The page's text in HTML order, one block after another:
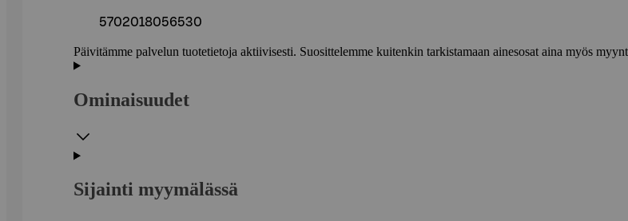
5702018056530
Päivitämme palvelun tuotetietoja aktiivisesti. Suosittelemme kuitenkin tarkistamaan ainesosat aina myös
Ominaisuudet
Sijainti myymälässä